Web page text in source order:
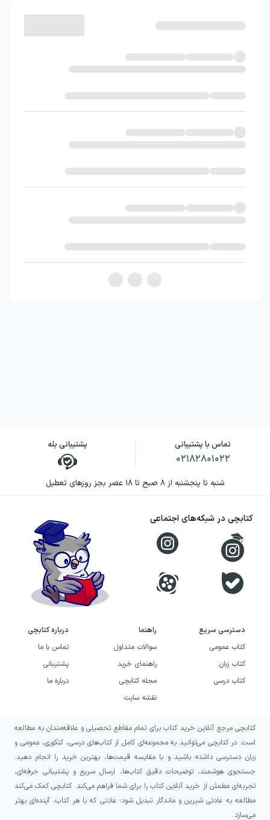
تماس با پشتیبانی
۰۲۱۸۲۸۰۱۰۲۲
پشتیبانی بله
شنبه تا پنجشنبه از ۸ صبح تا ۱۸ عصر بجز روزهای تعطیل
دسترسی سریع
کتاب عمومی
کتاب زبان
کتاب درسی
راهنما
سوالات متداول
راهنمای خرید
مجله کتابچی
نقشه سایت
درباره کتابچی
تماس با ما
پشتیبانی
درباره ما
کتابچی در شبکه‌های اجتماعی
کتابچی مرجع آنلاین خرید کتاب برای تمام مقاطع تحصیلی و علاقه‌مندان به مطالعه
است. در کتابچی می‌توانید به مجموعه‌ای کامل از کتاب‌های درسی، کنکوری، عمومی و
زبان دسترسی داشته باشید و با مقایسه قیمت‌ها، بهترین خرید را انجام دهید.
جستجوی هوشمند، توضیحات دقیق کتاب‌ها، ارسال سریع و پشتیبانی حرفه‌ای،
تجربه‌ای مطمئن از خرید آنلاین کتاب را برای شما فراهم می‌کند. کتابچی کمک می‌کند
مطالعه به عادتی شیرین و ماندگار تبدیل شود؛ عادتی که با هر کتاب، آینده‌ای بهتر
می‌سازد.